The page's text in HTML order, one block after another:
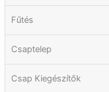
Fűtés
Csaptelep
Csap Kiegészítők